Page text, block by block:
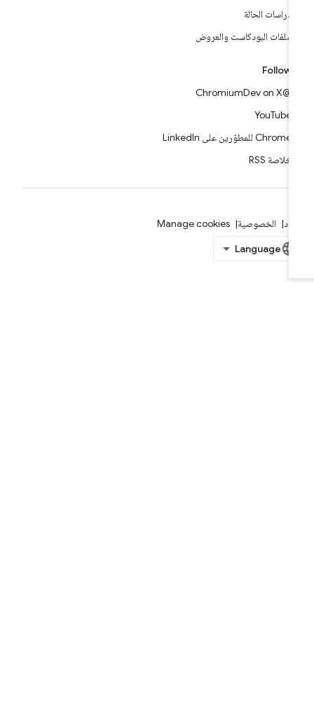
دراسات الحالة
ملفات البودكاست والعروض
Follow
YouTube
Chrome للمطوّرين على LinkedIn
خلاصة RSS
الخصوصية Manage cookies